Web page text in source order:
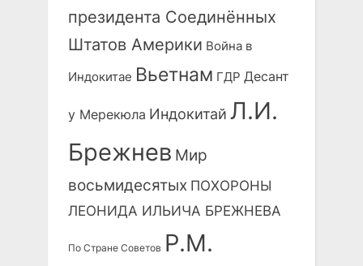
президента Соединённых
Штатов Америки Война в
Индокитае Вьетнам ГДР Десант
у Мерекюла Индокитай Л.И.
Брежнев Мир
восьмидесятых ПОХОРОНЫ
ЛЕОНИДА ИЛЬИЧА БРЕЖНЕВА
По Стране Советов Р.М.